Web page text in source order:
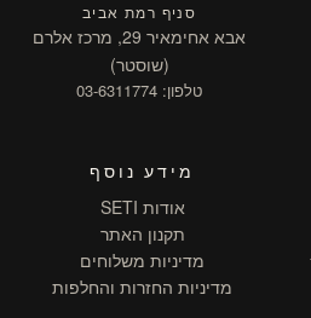
סניף רמת אביב
אבא אחימאיר 29, מרכז אלרם
(שוסטר)
טלפון: 03-6311774
מידע נוסף
אודות SETI
תקנון האתר
מדיניות משלוחים
מדיניות החזרות והחלפות